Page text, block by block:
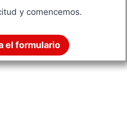
y comencemos.
el formulario